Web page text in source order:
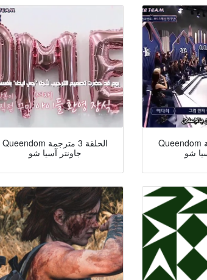
Queendom الحلقة 3 مترجمة
جاونتر آسيا شو
Queendom الحلقة 2 مترجمة
شو